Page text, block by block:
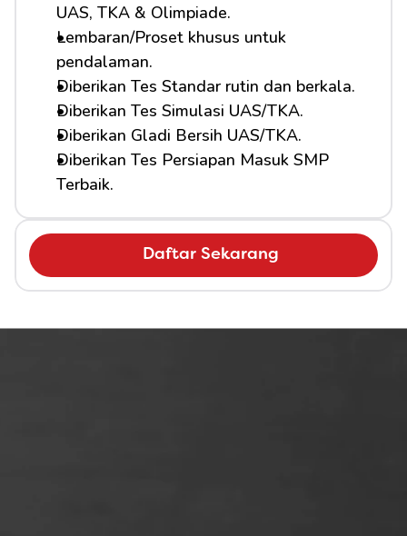
Daftar Sekarang
UAS, TKA & Olimpiade.
Lembaran/Proset khusus untuk
pendalaman.
Diberikan Tes Standar rutin dan berkala.
Diberikan Tes Simulasi UAS/TKA.
Diberikan Gladi Bersih UAS/TKA.
Diberikan Tes Persiapan Masuk SMP
Terbaik.